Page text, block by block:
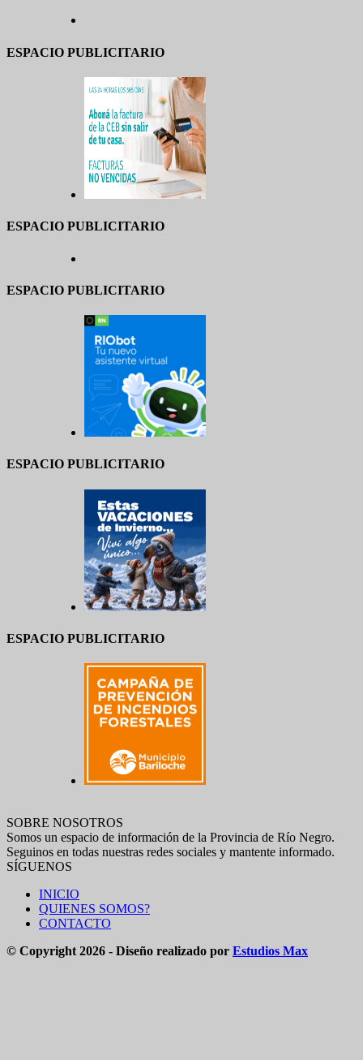
ESPACIO PUBLICITARIO
ESPACIO PUBLICITARIO
ESPACIO PUBLICITARIO
ESPACIO PUBLICITARIO
ESPACIO PUBLICITARIO
SOBRE NOSOTROS
Somos un espacio de información de la Provincia de Río Negro.
Seguinos en todas nuestras redes sociales y mantente informado.
SÍGUENOS
INICIO
QUIENES SOMOS?
CONTACTO
© Copyright 2026 - Diseño realizado por Estudios Max